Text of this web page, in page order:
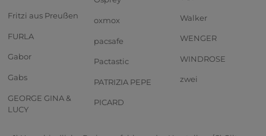
Fritzi aus Preußen
FURLA
Gabor
Gabs
GEORGE GINA &
LUCY
oxmox
pacsafe
Pactastic
PATRIZIA PEPE
PICARD
Walker
WENGER
WINDROSE
zwei